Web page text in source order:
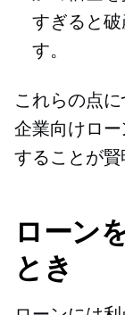
すぎると破
す。
これらの点
企業向けロ
することが賢
ローン
とき